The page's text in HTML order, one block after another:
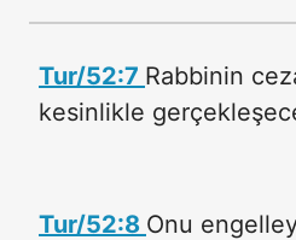
Tur/52:7 Rabbinin
kesinlikle
Tur/52:8 Onu